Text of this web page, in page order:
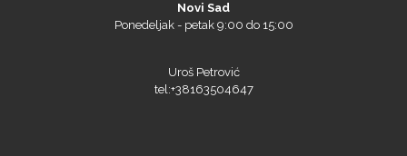
Novi Sad
Ponedeljak - petak 9:00 do 15:00
Uroš Petrović
tel:+38163504647